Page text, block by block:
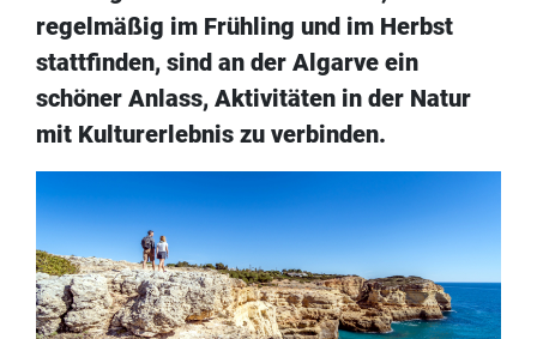
regelmäßig im Frühling und im Herbst
stattfinden, sind an der Algarve ein
schöner Anlass, Aktivitäten in der Natur
mit Kulturerlebnis zu verbinden.